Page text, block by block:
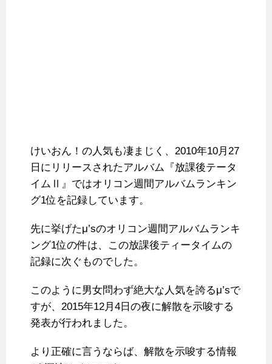
けいおん！の人気も凄まじく、2010年10月27
日にリリースされたアルバム『放課後テータ
イムⅡ』ではオリコン週間アルバムランキン
グ1位を記録しています。
先に挙げたμ’sのオリコン週間アルバムランキ
ング1位の件は、この放課後ティータイムの
記録に次ぐものでした。
このように男女問わず絶大な人気を誇るμ’sで
すが、2015年12月4日の夜に解散を示唆する
発表が行われました。
より正確に言うならば、解散を示唆する情報